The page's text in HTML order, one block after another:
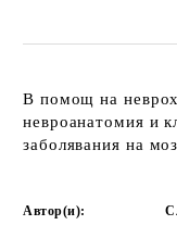
В помощ на
невроанатомия и
заболявания на
Автор(и):